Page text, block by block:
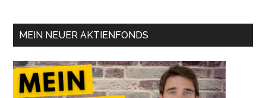
MEIN NEUER AKTIENFONDS